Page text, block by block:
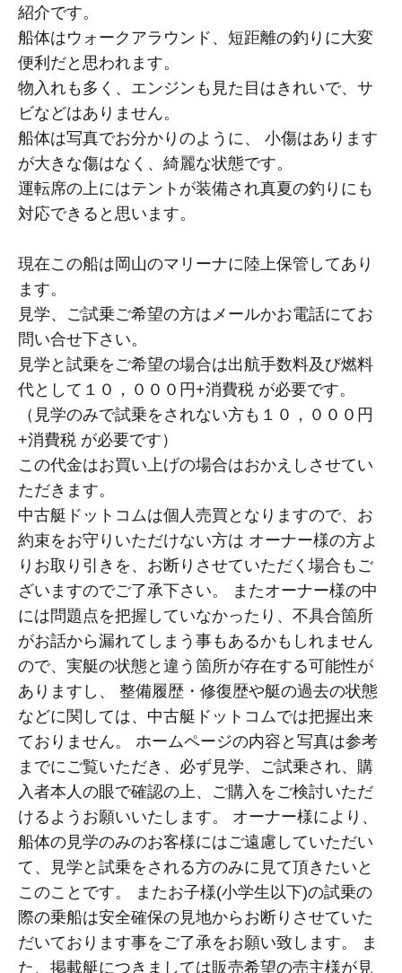
紹介です。
船体はウォークアラウンド、短距離の釣りに大変
便利だと思われます。
物入れも多く、エンジンも見た目はきれいで、サ
ビなどはありません。
船体は写真でお分かりのように、 小傷はあります
が大きな傷はなく、綺麗な状態です。
運転席の上にはテントが装備され真夏の釣りにも
対応できると思います。
現在この船は岡山のマリーナに陸上保管してあり
ます。
見学、ご試乗ご希望の方はメールかお電話にてお
問い合せ下さい。
見学と試乗をご希望の場合は出航手数料及び燃料
代として１０，０００円+消費税 が必要です。
（見学のみで試乗をされない方も１０，０００円
+消費税 が必要です）
この代金はお買い上げの場合はおかえしさせてい
ただきます。
中古艇ドットコムは個人売買となりますので、お
約束をお守りいただけない方は オーナー様の方よ
りお取り引きを、お断りさせていただく場合もご
ざいますのでご了承下さい。 またオーナー様の中
には問題点を把握していなかったり、不具合箇所
がお話から漏れてしまう事もあるかもしれません
ので、実艇の状態と違う箇所が存在する可能性が
ありますし、 整備履歴・修復歴や艇の過去の状態
などに関しては、中古艇ドットコムでは把握出来
ておりません。 ホームページの内容と写真は参考
までにご覧いただき、必ず見学、ご試乗され、購
入者本人の眼で確認の上、ご購入をご検討いただ
けるようお願いいたします。 オーナー様により、
船体の見学のみのお客様にはご遠慮していただい
て、見学と試乗をされる方のみに見て頂きたいと
このことです。 またお子様(小学生以下)の試乗の
際の乗船は安全確保の見地からお断りさせていた
だいております事をご了承をお願い致します。 ま
た、掲載艇につきましては販売希望の売主様が見